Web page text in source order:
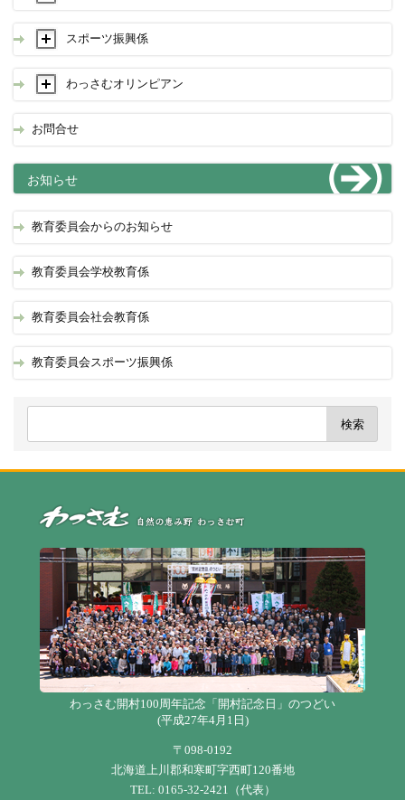
スポーツ振興係
わっさむオリンピアン
お問合せ
お知らせ
教育委員会からのお知らせ
教育委員会学校教育係
教育委員会社会教育係
教育委員会スポーツ振興係
わっさむ開村100周年記念「開村記念日」のつどい
(平成27年4月1日)
〒098-0192
北海道上川郡和寒町字西町120番地
TEL: 0165-32-2421（代表）